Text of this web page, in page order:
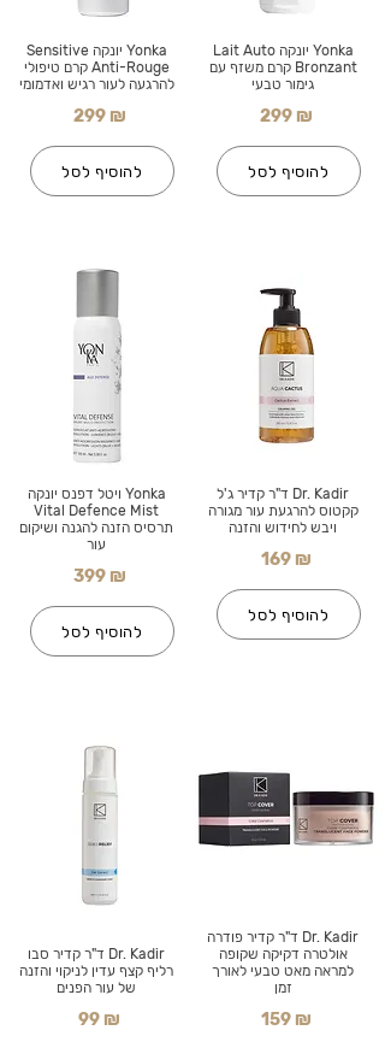
Yonka יונקה Sensitive
Anti-Rouge קרם טיפולי
להרגעה לעור רגיש ואדמומי
299 ₪
להוסיף לסל
Yonka ויטל דפנס יונקה
Vital Defence Mist
תרסיס הזנה להגנה ושיקום
עור
399 ₪
להוסיף לסל
Dr. Kadir ד"ר קדיר סבו
רליף קצף עדין לניקוי והזנה
של עור הפנים
99 ₪
Yonka יונקה Lait Auto
Bronzant קרם משזף עם
גימור טבעי
299 ₪
להוסיף לסל
Dr. Kadir ד"ר קדיר ג'ל
קקטוס להרגעת עור מגורה
ויבש לחידוש והזנה
169 ₪
להוסיף לסל
Dr. Kadir ד"ר קדיר פודרה
אולטרה דקיקה שקופה
למראה מאט טבעי לאורך
זמן
159 ₪